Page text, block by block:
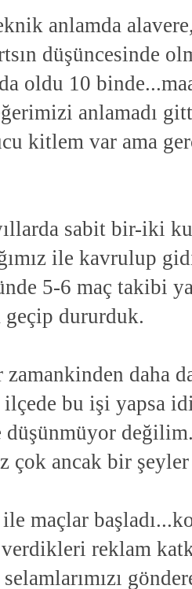
anlamda
düşüncesinde
oldu 10
anlamadı
kitlem var ama
sabit bir-iki
ile kavrulup
5-6 maç takibi
geçip dururduk.
zamankinden daha
ilçede bu işi yapsa
düşünmüyor
çok ancak bir
ile maçlar
reklam
selamlarımızı